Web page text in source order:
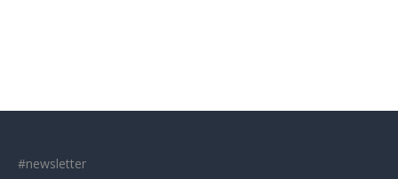
#newsletter